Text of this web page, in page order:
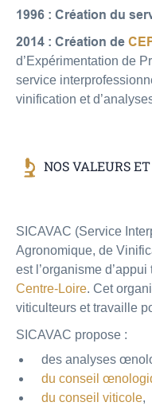
1996 : Création du
2014 : Création de
d’Expérimentation de
service
vinification et
NOS VALEURS
SICAVAC (Service
Agronomique, de
est l’organisme
Centre-Loire. Cet
viticulteurs et travaille
SICAVAC propose :
des analyses
du conseil
du conseil viticole,